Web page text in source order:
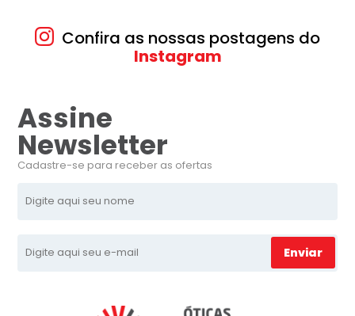
Confira as nossas postagens do
Instagram
Assine
Newsletter
Cadastre-se para receber as ofertas
Enviar